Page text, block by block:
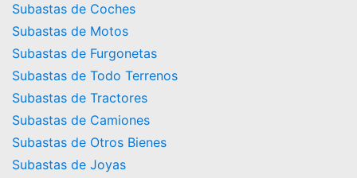
Subastas de Coches
Subastas de Motos
Subastas de Furgonetas
Subastas de Todo Terrenos
Subastas de Tractores
Subastas de Camiones
Subastas de Otros Bienes
Subastas de Joyas